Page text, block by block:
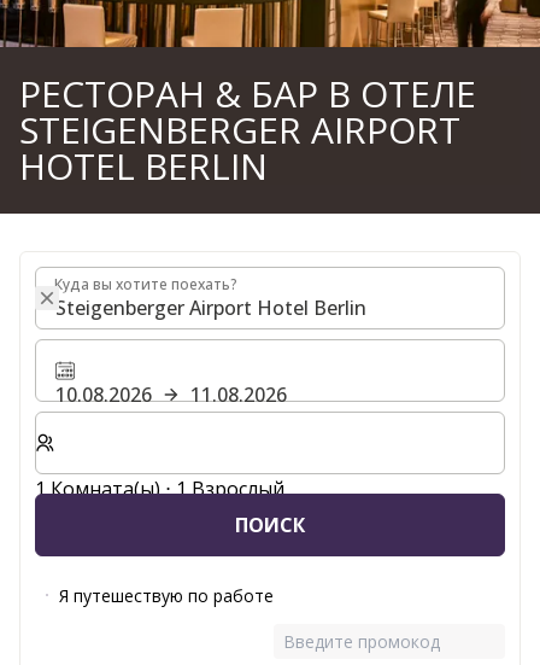
РЕСТОРАН & БАР В ОТЕЛЕ
STEIGENBERGER AIRPORT
HOTEL BERLIN
Куда вы хотите поехать?
Куда вы хотите поехать?
10.08.2026
11.08.2026
Выберите количество комнат и гостей для вашего
1 Комната(ы) ⋅ 1 Взрослый
ПОИСК
Я путешествую по работе
Введите промокод